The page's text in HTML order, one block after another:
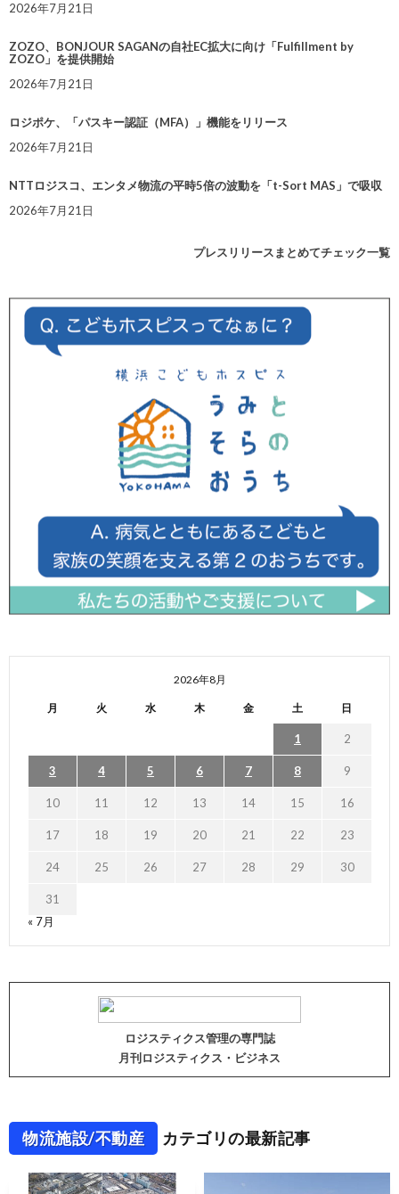
2026年7月21日
ZOZO、BONJOUR SAGANの自社EC拡大に向け「Fulfillment by
ZOZO」を提供開始
2026年7月21日
ロジポケ、「パスキー認証（MFA）」機能をリリース
2026年7月21日
NTTロジスコ、エンタメ物流の平時5倍の波動を「t-Sort MAS」で吸収
2026年7月21日
プレスリリースまとめてチェック一覧
2026年8月
月 火 水 木 金 土 日
1 2
3 4 5 6 7 8 9
10 11 12 13 14 15 16
17 18 19 20 21 22 23
24 25 26 27 28 29 30
31
« 7月
ロジスティクス管理の専門誌
月刊ロジスティクス・ビジネス
物流施設/不動産 カテゴリの最新記事